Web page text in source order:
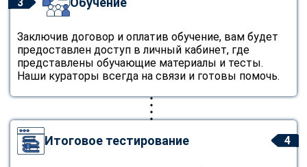
Заключив договор и оплатив обучение, вам будет
предоставлен доступ в личный кабинет, где
представлены обучающие материалы и тесты.
Наши кураторы всегда на связи и готовы помочь.
4
Итоговое тестирование